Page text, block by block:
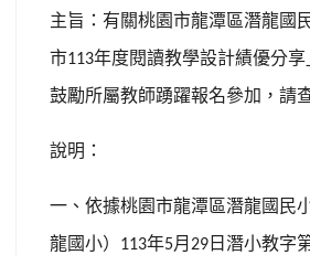
主旨：有關桃園市龍潭區潛龍國
市113年度閱讀教學設計績優分
鼓勵所屬教師踴躍報名參加，請
說明：
一、依據桃園市龍潭區潛龍國民
龍國小） 113年5月 29 日潛小教字